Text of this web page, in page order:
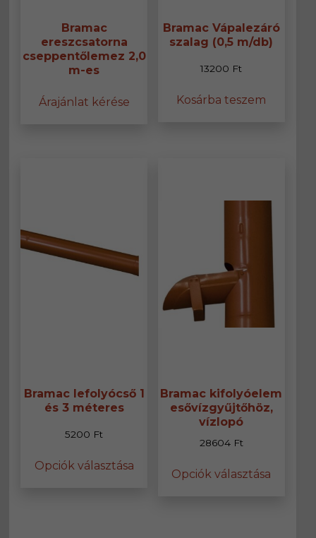
Bramac
ereszcsatorna
cseppentőlemez 2,0
m-es
Árajánlat kérése
Bramac Vápalezáró
szalag (0,5 m/db)
13200 Ft
Kosárba teszem
Bramac lefolyócső 1
és 3 méteres
5200 Ft
Opciók választásaa
terméknek
Bramac kifolyóelem
esővízgyűjtőhöz,
vízlopó
28604 Ft
Opciók választása